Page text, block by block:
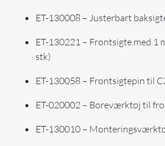
ET-130008 – Justerbart
ET-130221 – Frontsigte med 1
stk)
ET-130058 – Frontsigtepin til
ET-020002 – Boreværktøj til
ET-130010 –